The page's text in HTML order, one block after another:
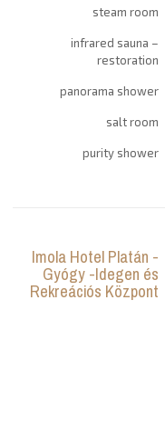
steam room
infrared sauna –
restoration
panorama shower
salt room
purity shower
Imola Hotel Platán -
Gyógy -Idegen és
Rekreációs Központ